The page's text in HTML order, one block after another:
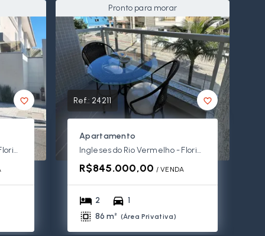
Ingleses do Rio Vermelho - Florianópolis/SC
Pronto para morar
Ref.: 24211
Apartamento
Ingleses do Rio Vermelho - Florianópolis/SC
R$845.000,00 / VENDA
2
1
86 m² (Área Privativa)